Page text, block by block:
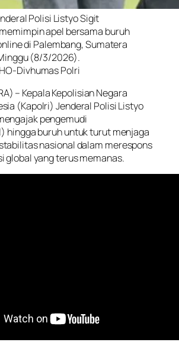
Polisi Listyo Sigit
apel bersama buruh
di Palembang, Sumatera
(8/3/2026).
Divhumas Polri
– Kepala Kepolisian Negara
(Kapolri) Jenderal Polisi Listyo
pengemudi
hingga buruh untuk turut menjaga
nasional dalam merespons
global yang terus memanas.